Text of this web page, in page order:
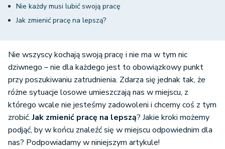
Nie każdy musi lubić swoją pracę
Jak zmienić pracę na lepszą?
Nie wszyscy kochają swoją pracę i nie ma w tym nic
dziwnego – nie dla każdego jest to obowiązkowy punkt
przy poszukiwaniu zatrudnienia. Zdarza się jednak tak, że
różne sytuacje losowe umieszczają nas w miejscu, z
którego wcale nie jesteśmy zadowoleni i chcemy coś z tym
zrobić.Jak zmienić pracę na lepszą? Jakie kroki możemy
podjąć, by w końcu znaleźć się w miejscu odpowiednim dla
nas? Podpowiadamy w niniejszym artykule!